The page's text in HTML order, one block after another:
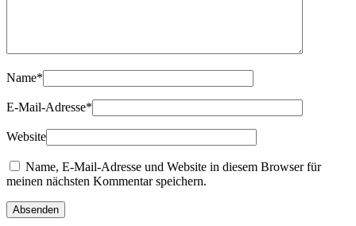
Name*
E-Mail-Adresse*
Website
Name, E-Mail-Adresse und Website in diesem Browser für
meinen nächsten Kommentar speichern.